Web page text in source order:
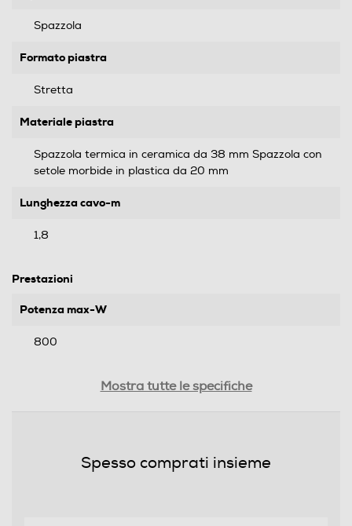
Spazzola
Formato piastra
Stretta
Materiale piastra
Spazzola termica in ceramica da 38 mm Spazzola con
setole morbide in plastica da 20 mm
Lunghezza cavo-m
1,8
Prestazioni
Potenza max-W
800
Dotazioni - PersonalizzazioniMostra tutte le specifiche
Spesso comprati insieme